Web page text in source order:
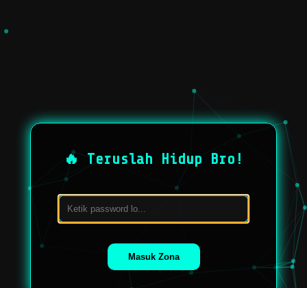
🔥 Teruslah Hidup Bro!
Masuk Zona